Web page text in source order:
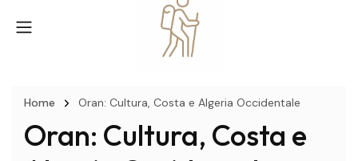
Home Oran: Cultura, Costa e Algeria Occidentale
Oran: Cultura, Costa e